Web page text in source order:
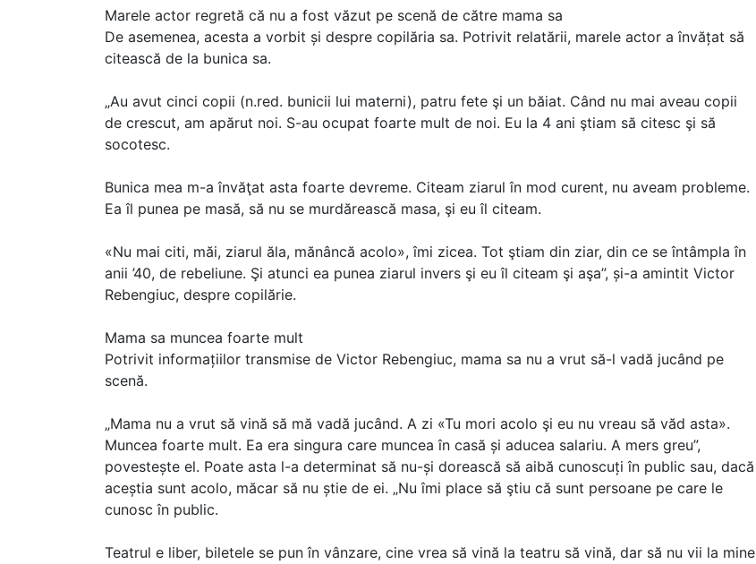
Marele actor regretă că nu a fost văzut pe scenă de către mama sa
De asemenea, acesta a vorbit și despre copilăria sa. Potrivit relatării, marele actor a învățat să
citească de la bunica sa.
„Au avut cinci copii (n.red. bunicii lui materni), patru fete şi un băiat. Când nu mai aveau copii
de crescut, am apărut noi. S-au ocupat foarte mult de noi. Eu la 4 ani ştiam să citesc şi să
socotesc.
Bunica mea m-a învăţat asta foarte devreme. Citeam ziarul în mod curent, nu aveam probleme.
Ea îl punea pe masă, să nu se murdărească masa, şi eu îl citeam.
«Nu mai citi, măi, ziarul ăla, mănâncă acolo», îmi zicea. Tot ştiam din ziar, din ce se întâmpla în
anii ’40, de rebeliune. Şi atunci ea punea ziarul invers şi eu îl citeam şi aşa”, și-a amintit Victor
Rebengiuc, despre copilărie.
Mama sa muncea foarte mult
Potrivit informațiilor transmise de Victor Rebengiuc, mama sa nu a vrut să-l vadă jucând pe
scenă.
„Mama nu a vrut să vină să mă vadă jucând. A zi «Tu mori acolo şi eu nu vreau să văd asta».
Muncea foarte mult. Ea era singura care muncea în casă și aducea salariu. A mers greu”,
povestește el. Poate asta l-a determinat să nu-și dorească să aibă cunoscuți în public sau, dacă
aceștia sunt acolo, măcar să nu știe de ei. „Nu îmi place să ştiu că sunt persoane pe care le
cunosc în public.
Teatrul e liber, biletele se pun în vânzare, cine vrea să vină la teatru să vină, dar să nu vii la mine